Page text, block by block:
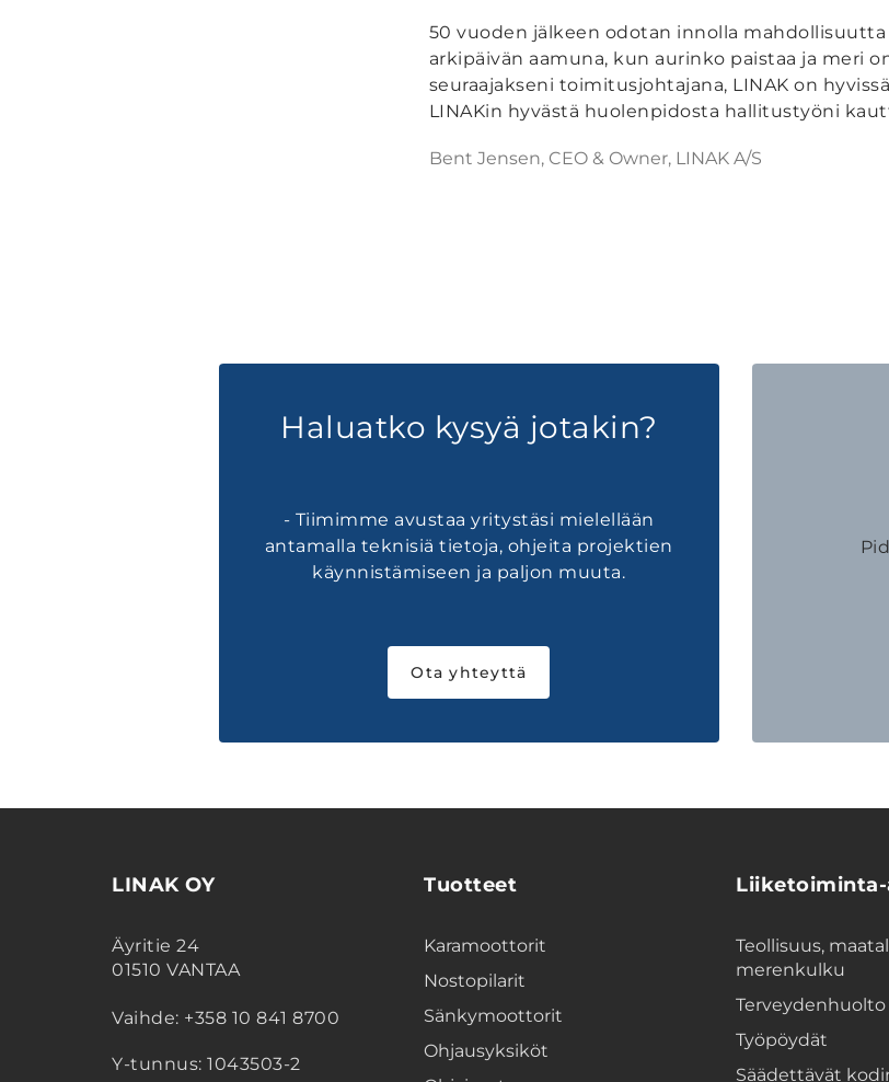
50 vuoden jälkeen odotan innolla
arkipäivän aamuna, kun aurinko paistaa ja meri
seuraajakseni toimitusjohtajana, LINAK on
LINAKin hyvästä huolenpidosta hallitustyöni
Bent Jensen, CEO & Owner, LINAK A/S
Haluatko kysyä jotakin?
- Tiimimme avustaa yritystäsi mielellään
antamalla teknisiä tietoja, ohjeita projektien
käynnistämiseen ja paljon muuta.
Ota yhteyttä
LINAK OY
Äyritie 24
01510 VANTAA
Vaihde: +358 10 841 8700
Y-tunnus: 1043503-2
Tuotteet
Karamoottorit
Nostopilarit
Sänkymoottorit
Ohjausyksiköt
Teollisuus,
merenkulku
Terveydenhuolto
Työpöydät
Säädettävät